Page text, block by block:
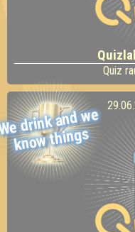
Quiz
drink and
w things